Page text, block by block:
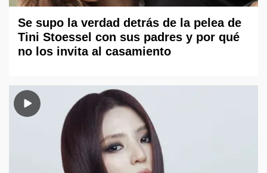
Se supo la verdad detrás de la pelea de
Tini Stoessel con sus padres y por qué
no los invita al casamiento